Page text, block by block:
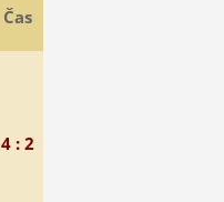
Čas
4 : 2